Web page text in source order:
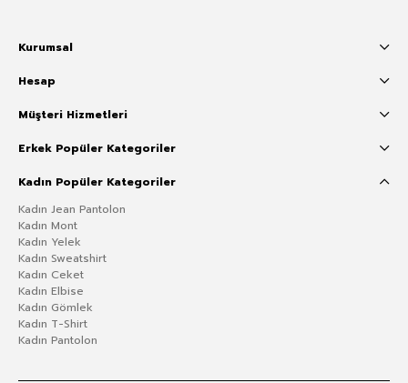
Kurumsal
Hesap
Müşteri Hizmetleri
Erkek Popüler Kategoriler
Kadın Popüler Kategoriler
Kadın Jean Pantolon
Kadın Mont
Kadın Yelek
Kadın Sweatshirt
Kadın Ceket
Kadın Elbise
Kadın Gömlek
Kadın T-Shirt
Kadın Pantolon